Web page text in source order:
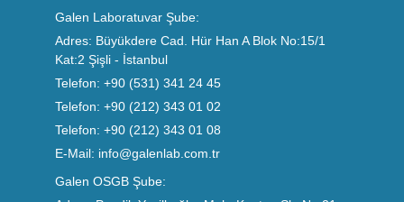
Galen Laboratuvar Şube:
Adres: Büyükdere Cad. Hür Han A Blok No:15/1
Kat:2 Şişli - İstanbul
Telefon: +90 (531) 341 24 45
Telefon: +90 (212) 343 01 02
Telefon: +90 (212) 343 01 08
E-Mail: info@galenlab.com.tr
Galen OSGB Şube: